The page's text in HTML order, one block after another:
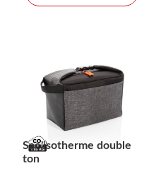
Sac isotherme double
ton